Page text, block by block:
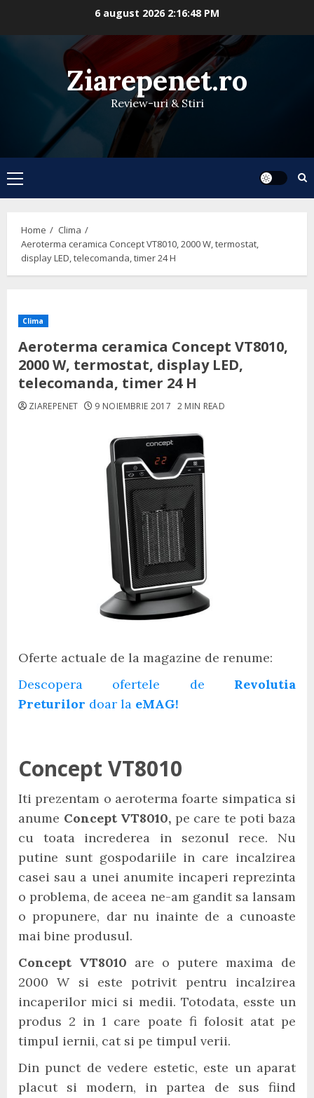
6 august 2026 2:16:49 PM
Ziarepenet.ro
Review-uri & Stiri
Primary
Menu
Home
Clima
Aeroterma ceramica Concept VT8010, 2000 W, termostat,
display LED, telecomanda, timer 24 H
Clima
Aeroterma ceramica Concept VT8010,
2000 W, termostat, display LED,
telecomanda, timer 24 H
ZIAREPENET 9 NOIEMBRIE 2017 2 MIN READ
Oferte actuale de la magazine de renume:
Descopera ofertele de Revolutia
Preturilor doar la eMAG!
Concept VT8010
Iti prezentam o aeroterma foarte simpatica si
anume Concept VT8010, pe care te poti baza
cu toata increderea in sezonul rece. Nu
putine sunt gospodariile in care incalzirea
casei sau a unei anumite incaperi reprezinta
o problema, de aceea ne-am gandit sa lansam
o propunere, dar nu inainte de a cunoaste
mai bine produsul.
Concept VT8010 are o putere maxima de
2000 W si este potrivit pentru incalzirea
incaperilor mici si medii. Totodata, esste un
produs 2 in 1 care poate fi folosit atat pe
timpul iernii, cat si pe timpul verii.
Din punct de vedere estetic, este un aparat
placut si modern, in partea de sus fiind